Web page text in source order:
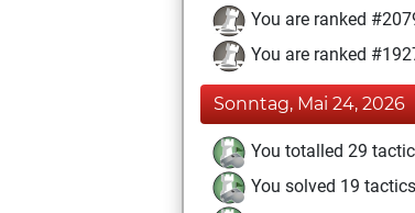
You are ranked
You are ranked
Sonntag, Mai 24, 2026
You totalled 29
You solved 19